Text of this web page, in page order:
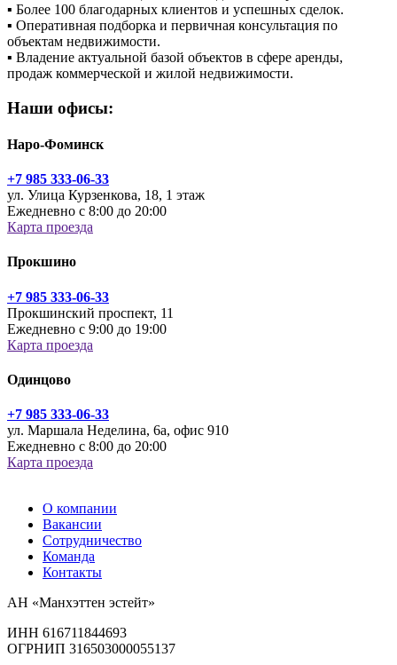
▪ Более 100 благодарных клиентов и успешных сделок.
▪ Оперативная подборка и первичная консультация по
объектам недвижимости.
▪ Владение актуальной базой объектов в сфере аренды,
продаж коммерческой и жилой недвижимости.
Наши офисы:
Наро-Фоминск
+7 985 333-06-33
ул. Улица Курзенкова, 18, 1 этаж
Ежедневно с 8:00 до 20:00
Карта проезда
Прокшино
+7 985 333-06-33
Прокшинский проспект, 11
Ежедневно с 9:00 до 19:00
Карта проезда
Одинцово
+7 985 333-06-33
ул. Маршала Неделина, 6а, офис 910
Ежедневно с 8:00 до 20:00
Карта проезда
О компании
Вакансии
Сотрудничество
Команда
Контакты
АН «Манхэттен эстейт»
ИНН 616711844693
ОГРНИП 316503000055137